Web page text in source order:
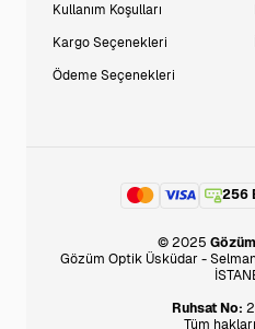
Kullanım Koşulları
Kargo Seçenekleri
Ödeme Seçenekleri
256
© 2025
Gözüm Optik Üsküdar -
Ruhsat No:
Tüm